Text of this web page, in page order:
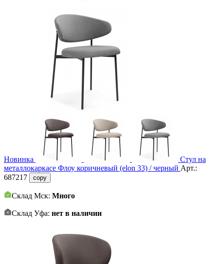
Новинка
Стул на
металлокаркасе Флоу коричневый (elon 33) / черный Арт.:
687217
copy
Склад Мск: Много
Склад Уфа: нет в наличии